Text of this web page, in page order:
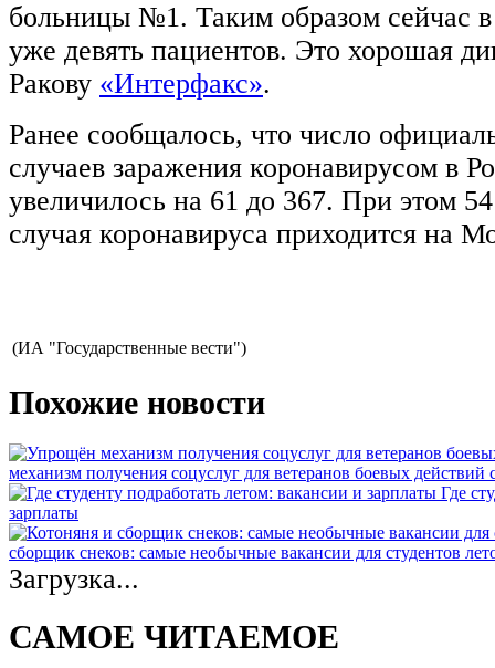
больницы №1. Таким образом сейчас
уже девять пациентов. Это хорошая
Ракову «Интерфакс».
Ранее сообщалось, что число
случаев заражения коронавирусом в
увеличилось на 61 до 367. При этом
случая коронавируса приходится на
(ИА "Государственные вести")
Похожие новости
механизм получения соцуслуг для ветеранов боевых действий
Где
зарплаты
сборщик снеков: самые необычные вакансии для студентов
Загрузка...
САМОЕ ЧИТАЕМОЕ